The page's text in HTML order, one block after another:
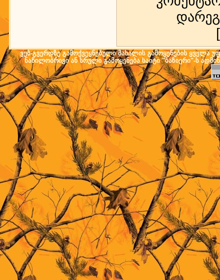
ვებ-გვერდზე გამოქვეყნებული მასალის გამოყენების ყველა
ნაწილობრივი ან სრული გამოყენება საიტი "ბაზიერი"-ს